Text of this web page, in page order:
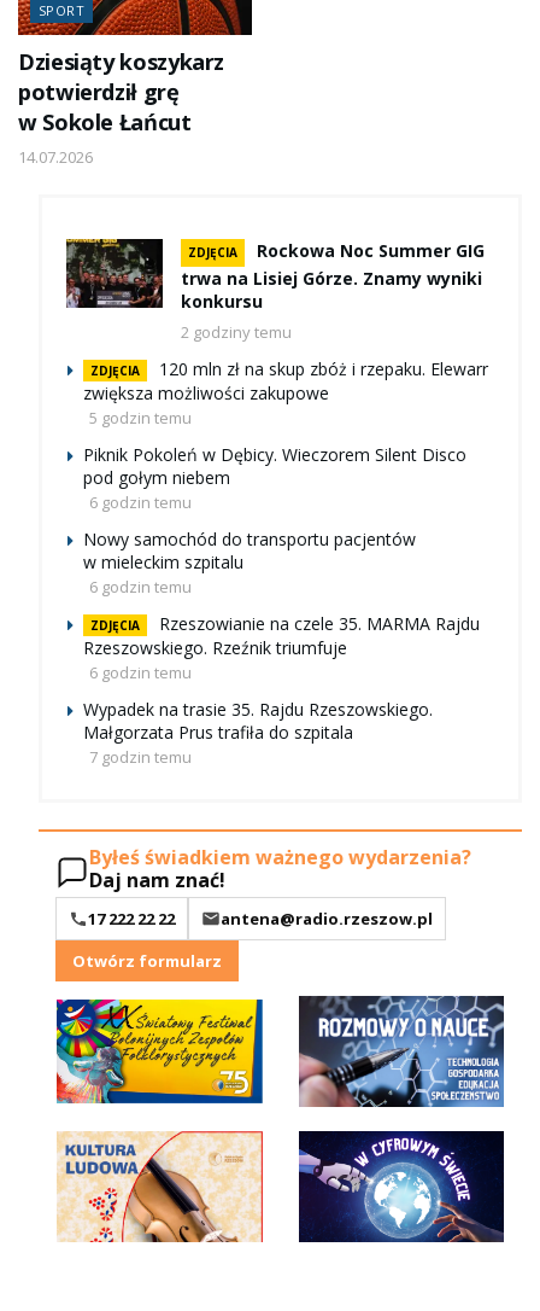
SPORT
Dziesiąty koszykarz
potwierdził grę
w Sokole Łańcut
14.07.2026
ZDJĘCIA
Rockowa Noc Summer GIG
trwa na Lisiej Górze. Znamy wyniki
konkursu
2 godziny temu
ZDJĘCIA
120 mln zł na skup zbóż i rzepaku. Elewarr
zwiększa możliwości zakupowe
5 godzin temu
Piknik Pokoleń w Dębicy. Wieczorem Silent Disco
pod gołym niebem
6 godzin temu
Nowy samochód do transportu pacjentów
w mieleckim szpitalu
6 godzin temu
ZDJĘCIA
Rzeszowianie na czele 35. MARMA Rajdu
Rzeszowskiego. Rzeźnik triumfuje
6 godzin temu
Wypadek na trasie 35. Rajdu Rzeszowskiego.
Małgorzata Prus trafiła do szpitala
7 godzin temu
Byłeś świadkiem ważnego wydarzenia?
Daj nam znać!
17 222 22 22
antena@radio.rzeszow.pl
Otwórz formularz